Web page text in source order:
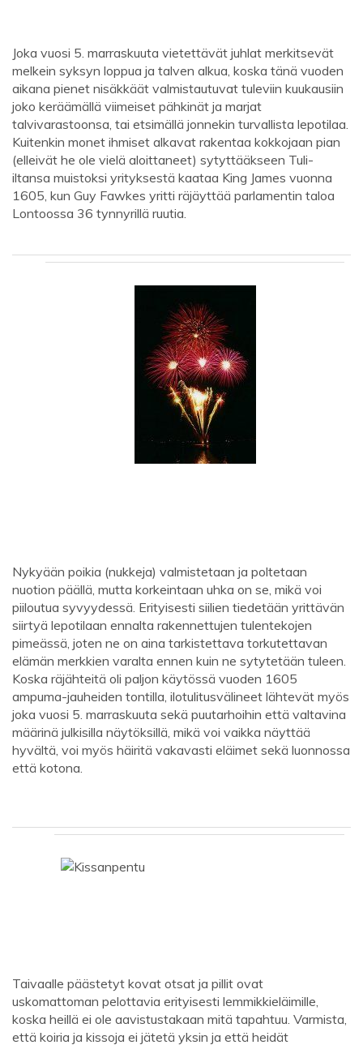
Joka vuosi 5. marraskuuta vietettävät juhlat merkitsevät
melkein syksyn loppua ja talven alkua, koska tänä vuoden
aikana pienet nisäkkäät valmistautuvat tuleviin kuukausiin
joko keräämällä viimeiset pähkinät ja marjat
talvivarastoonsa, tai etsimällä jonnekin turvallista lepotilaa.
Kuitenkin monet ihmiset alkavat rakentaa kokkojaan pian
(elleivät he ole vielä aloittaneet) sytyttääkseen Tuli-
iltansa muistoksi yrityksestä kaataa King James vuonna
1605, kun Guy Fawkes yritti räjäyttää parlamentin taloa
Lontoossa 36 tynnyrillä ruutia.
Nykyään poikia (nukkeja) valmistetaan ja poltetaan
nuotion päällä, mutta korkeintaan uhka on se, mikä voi
piiloutua syvyydessä. Erityisesti siilien tiedetään yrittävän
siirtyä lepotilaan ennalta rakennettujen tulentekojen
pimeässä, joten ne on aina tarkistettava torkutettavan
elämän merkkien varalta ennen kuin ne sytytetään tuleen.
Koska räjähteitä oli paljon käytössä vuoden 1605
ampuma-jauheiden tontilla, ilotulitusvälineet lähtevät myös
joka vuosi 5. marraskuuta sekä puutarhoihin että valtavina
määrinä julkisilla näytöksillä, mikä voi vaikka näyttää
hyvältä, voi myös häiritä vakavasti eläimet sekä luonnossa
että kotona.
Taivaalle päästetyt kovat otsat ja pillit ovat
uskomattoman pelottavia erityisesti lemmikkieläimille,
koska heillä ei ole aavistustakaan mitä tapahtuu. Varmista,
että koiria ja kissoja ei jätetä yksin ja että heidät